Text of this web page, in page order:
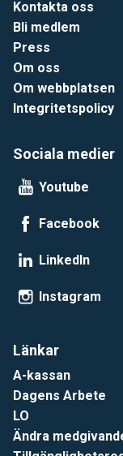
Kontakta oss
Bli medlem
Press
Om oss
Om webbplatsen
Integritetspolicy
Sociala medier
Youtube
Facebook
LinkedIn
Instagram
Länkar
A-kassan
Dagens Arbete
LO
Ändra